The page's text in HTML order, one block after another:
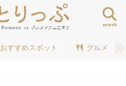
search
おすすめスポット グルメ